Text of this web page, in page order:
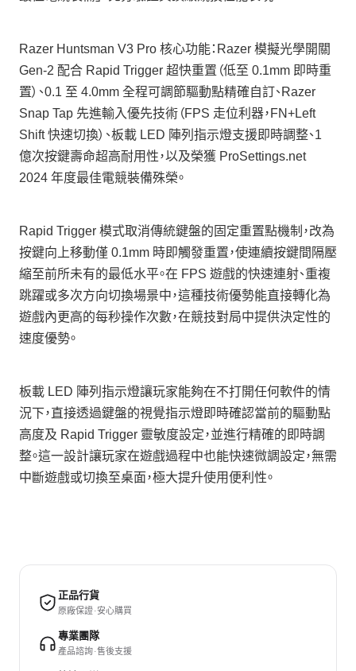
Razer Huntsman V3 Pro 核心功能：Razer 模擬光學開關
Gen‑2 配合 Rapid Trigger 超快重置（低至 0.1mm 即時重
置）、0.1 至 4.0mm 全程可調節驅動點精確自訂、Razer
Snap Tap 先進輸入優先技術（FPS 走位利器，FN+Left
Shift 快速切換）、板載 LED 陣列指示燈支援即時調整、1
億次按鍵壽命超高耐用性，以及榮獲 ProSettings.net
2024 年度最佳電競裝備殊榮。
Rapid Trigger 模式取消傳統鍵盤的固定重置點機制，改為
按鍵向上移動僅 0.1mm 時即觸發重置，使連續按鍵間隔壓
縮至前所未有的最低水平。在 FPS 遊戲的快速連射、重複
跳躍或多次方向切換場景中，這種技術優勢能直接轉化為
遊戲內更高的每秒操作次數，在競技對局中提供決定性的
速度優勢。
板載 LED 陣列指示燈讓玩家能夠在不打開任何軟件的情
況下，直接透過鍵盤的視覺指示燈即時確認當前的驅動點
高度及 Rapid Trigger 靈敏度設定，並進行精確的即時調
整。這一設計讓玩家在遊戲過程中也能快速微調設定，無需
中斷遊戲或切換至桌面，極大提升使用便利性。
正品行貨
原廠保證 · 安心購買
專業團隊
產品諮詢 · 售後支援